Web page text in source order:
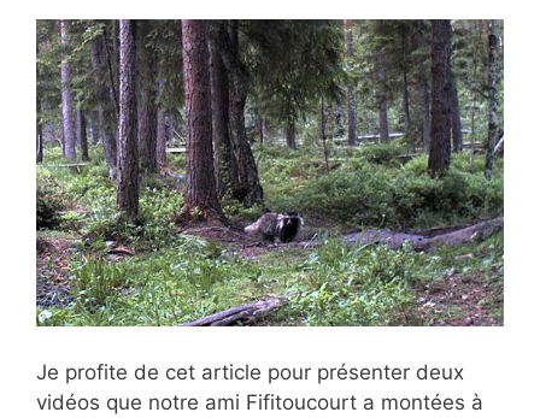
Je profite de cet article pour présenter deux
vidéos que notre ami Fifitoucourt a montées à